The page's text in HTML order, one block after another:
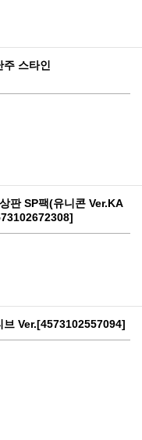
스타인
판 SP팩(유니콘 Ver.KA
브 Ver.[4573102557094]